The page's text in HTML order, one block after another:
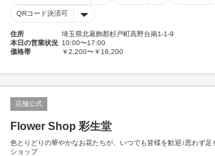
QRコード決済可
住所
埼玉県北葛飾郡杉戸町高野台南1-1-9
本日の営業状況 10:00〜17:00
価格帯
￥2,200〜￥16,200
店舗公式
Flower Shop 彩生堂
色とりどりの華やかなお花たちが、いつでも皆様を歓迎♪思わず足
ショップ